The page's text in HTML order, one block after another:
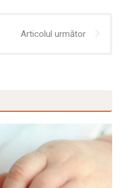
Articolul următor